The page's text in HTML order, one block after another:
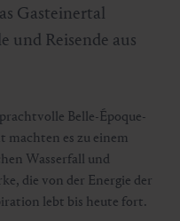
Gasteinertal
Reisende aus
Belle-Époque-
machten es zu einem
Wasserfall und
die von der Energie der
lebt bis heute fort.